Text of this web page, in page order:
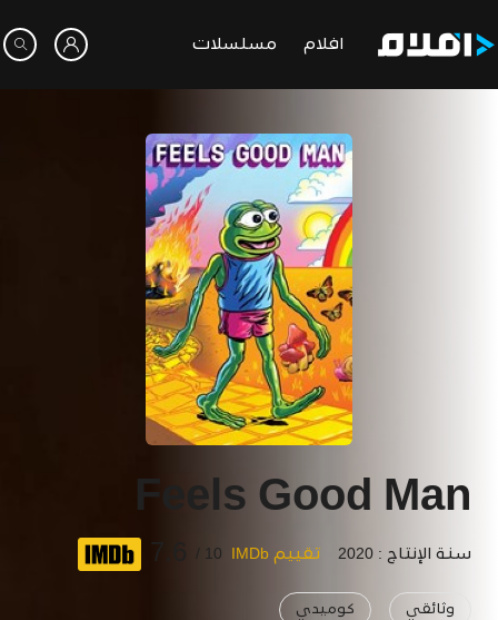
افلام مسلسلات
Feels Good Man
سنة الإنتاج : 2020 تقييم IMDb 10 /
7.6
وثائقي كوميدي